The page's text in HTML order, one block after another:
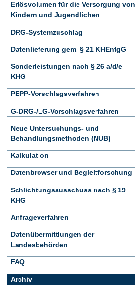
Erlösvolumen für die Versorgung von
Kindern und Jugendlichen
DRG-Systemzuschlag
Datenlieferung gem. § 21 KHEntgG
Sonderleistungen nach § 26 a/d/e
KHG
PEPP-Vorschlagsverfahren
G-DRG-/LG-Vorschlagsverfahren
Neue Untersuchungs- und
Behandlungsmethoden (NUB)
Kalkulation
Datenbrowser und Begleitforschung
Schlichtungsausschuss nach § 19
KHG
Anfrageverfahren
Datenübermittlungen der
Landesbehörden
FAQ
Archiv